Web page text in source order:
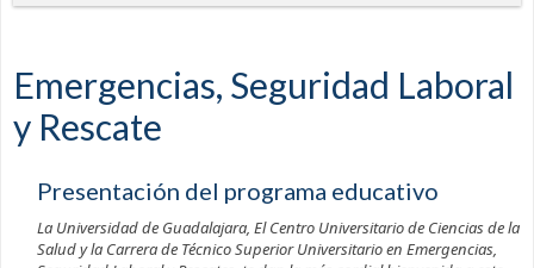
Emergencias, Seguridad Laboral
y Rescate
Presentación del programa educativo
La Universidad de Guadalajara, El Centro Universitario de Ciencias de la
Salud y la Carrera de Técnico Superior Universitario en Emergencias,